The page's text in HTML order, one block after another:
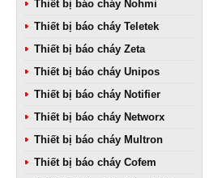
Thiết bị báo cháy Nohmi
Thiết bị báo cháy Teletek
Thiết bị báo cháy Zeta
Thiết bị báo cháy Unipos
Thiết bị báo cháy Notifier
Thiết bị báo cháy Networx
Thiết bị báo cháy Multron
Thiết bị báo cháy Cofem